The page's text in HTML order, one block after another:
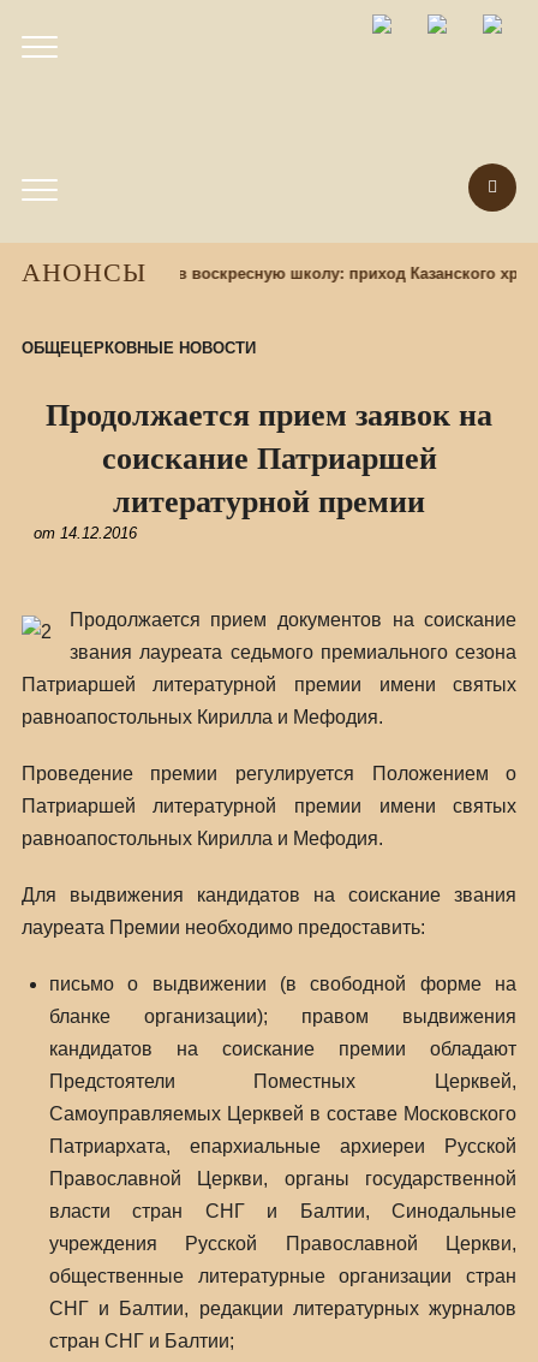
АНОНСЫ
Набор учащихся в воскресную школу: приход Казанского
ОБЩЕЦЕРКОВНЫЕ НОВОСТИ
Продолжается прием заявок на
соискание Патриаршей
литературной премии
от 14.12.2016
Продолжается прием документов на соискание
звания лауреата седьмого премиального сезона
Патриаршей литературной премии имени святых
равноапостольных Кирилла и Мефодия.
Проведение премии регулируется Положением о
Патриаршей литературной премии имени святых
равноапостольных Кирилла и Мефодия.
Для выдвижения кандидатов на соискание звания
лауреата Премии необходимо предоставить:
письмо о выдвижении (в свободной форме на
бланке организации); правом выдвижения
кандидатов на соискание премии обладают
Предстоятели Поместных Церквей,
Самоуправляемых Церквей в составе Московского
Патриархата, епархиальные архиереи Русской
Православной Церкви, органы государственной
власти стран СНГ и Балтии, Синодальные
учреждения Русской Православной Церкви,
общественные литературные организации стран
СНГ и Балтии, редакции литературных журналов
стран СНГ и Балтии;